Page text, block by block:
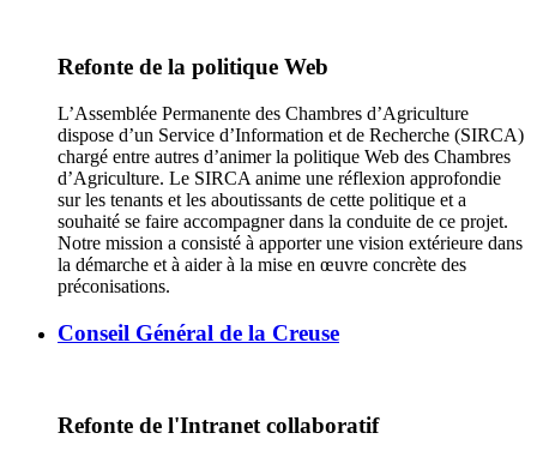
Refonte de la politique Web
L’Assemblée Permanente des Chambres d’Agriculture
dispose d’un Service d’Information et de Recherche (SIRCA)
chargé entre autres d’animer la politique Web des Chambres
d’Agriculture. Le SIRCA anime une réflexion approfondie
sur les tenants et les aboutissants de cette politique et a
souhaité se faire accompagner dans la conduite de ce projet.
Notre mission a consisté à apporter une vision extérieure dans
la démarche et à aider à la mise en œuvre concrète des
préconisations.
Conseil Général de la Creuse
Refonte de l'Intranet collaboratif